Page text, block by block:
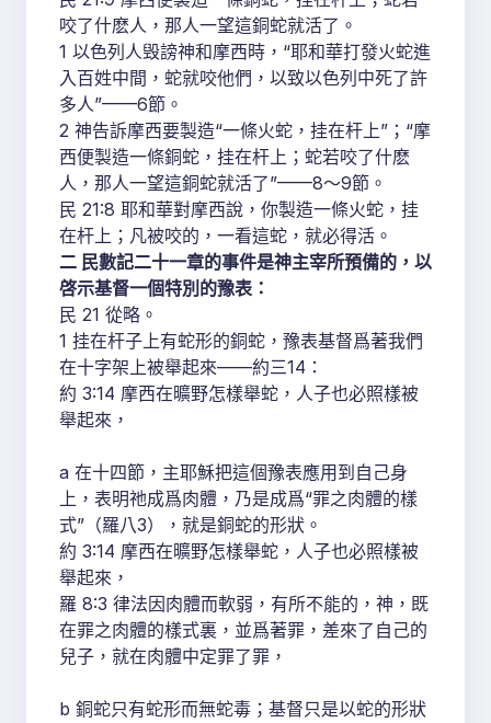
咬了什麽人，那人一望這銅蛇就活了。
1 以色列人毁謗神和摩西時，“耶和華打發火蛇進
入百姓中間，蛇就咬他們，以致以色列中死了許
多人”——6節。
2 神告訴摩西要製造“一條火蛇，挂在杆上”；“摩
西便製造一條銅蛇，挂在杆上；蛇若咬了什麽
人，那人一望這銅蛇就活了”——8～9節。
民 21:8 耶和華對摩西說，你製造一條火蛇，挂
在杆上；凡被咬的，一看這蛇，就必得活。
二 民數記二十一章的事件是神主宰所預備的，以
啓示基督一個特別的豫表：
民 21 從略。
1 挂在杆子上有蛇形的銅蛇，豫表基督爲著我們
在十字架上被舉起來——約三14：
約 3:14 摩西在曠野怎樣舉蛇，人子也必照樣被
舉起來，
a 在十四節，主耶穌把這個豫表應用到自己身
上，表明祂成爲肉體，乃是成爲“罪之肉體的樣
式”（羅八3），就是銅蛇的形狀。
約 3:14 摩西在曠野怎樣舉蛇，人子也必照樣被
舉起來，
羅 8:3 律法因肉體而軟弱，有所不能的，神，既
在罪之肉體的樣式裏，並爲著罪，差來了自己的
兒子，就在肉體中定罪了罪，
b 銅蛇只有蛇形而無蛇毒；基督只是以蛇的形狀